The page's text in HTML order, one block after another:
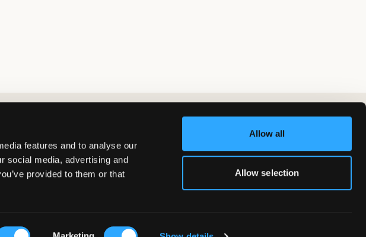
features and to analyse our
social media, advertising and
provided to them or that
Allow all
Allow selection
Store AB